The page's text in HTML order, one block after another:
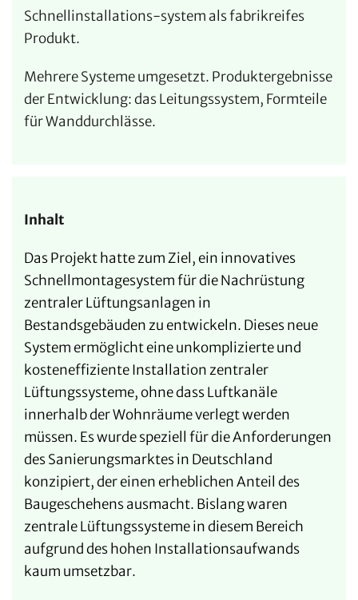
Schnellinstallations-system als fabrikreifes
Produkt.
Mehrere Systeme umgesetzt. Produktergebnisse
der Entwicklung: das Leitungssystem, Formteile
für Wanddurchlässe.
Inhalt
Das Projekt hatte zum Ziel, ein innovatives
Schnellmontagesystem für die Nachrüstung
zentraler Lüftungsanlagen in
Bestandsgebäuden zu entwickeln. Dieses neue
System ermöglicht eine unkomplizierte und
kosteneffiziente Installation zentraler
Lüftungssysteme, ohne dass Luftkanäle
innerhalb der Wohnräume verlegt werden
müssen. Es wurde speziell für die Anforderungen
des Sanierungsmarktes in Deutschland
konzipiert, der einen erheblichen Anteil des
Baugeschehens ausmacht. Bislang waren
zentrale Lüftungssysteme in diesem Bereich
aufgrund des hohen Installationsaufwands
kaum umsetzbar.